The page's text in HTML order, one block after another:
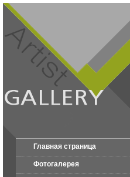
Главная страница
Фотогалерея